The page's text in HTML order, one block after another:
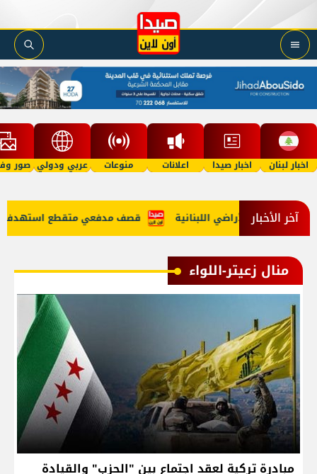
اخبار لبنان اخبار صيدا اعلانات منوعات عربي ودولي صور
آخر الأخبار قصف مدفعي متقطع استهدف إلى الأراضي اللبنانية
منال زعيتر-اللواء
مبادرة تركية لعقد اجتماع بين "الحزب" والقيادة